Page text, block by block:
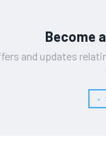
the curve.
PUBLIC
PUBLIC
Become
and updates